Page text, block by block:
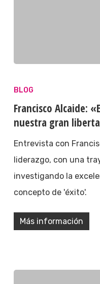
BLOG
Francisco Alcaide:
nuestra gran
Entrevista con
liderazgo, con una
investigando la
concepto de 'éxito'.
Más información